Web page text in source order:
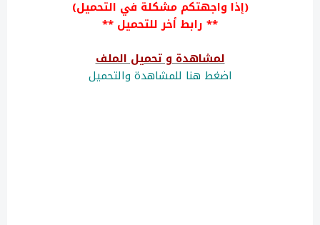
(إذا واجهتكم مشكلة في التحميل)
** رابط أخر للتحميل **
لمشاهدة و تحميل الملف
اضغط هنا للمشاهدة والتحميل